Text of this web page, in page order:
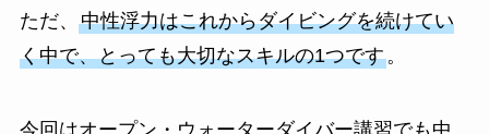
ただ、 中性浮力はこれからダイビングを続けてい
く中で、とっても大切なスキルの1つです。
今回はオープン・ウォーターダイバー講習でも中